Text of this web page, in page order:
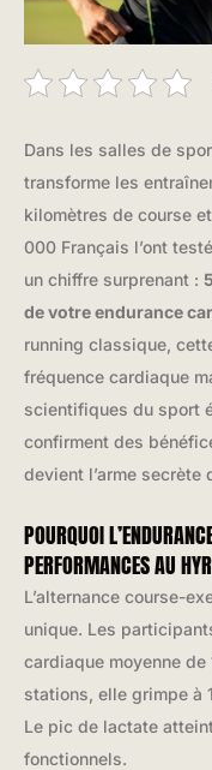
Dans les salles de
transforme les
kilomètres de course
000 Français l’ont
un chiffre surprenant :
de votre endurance
running classique,
fréquence cardiaque
scientifiques du sport
confirment des
devient l’arme secrète
POURQUOI
PERFORMANCES AU
L’alternance course-
unique. Les
cardiaque moyenne de
stations, elle grimpe à
Le pic de lactate
fonctionnels.